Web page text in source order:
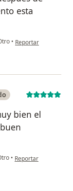
esta
• en opinión del
Reportar
bien el
• en opinión del
Reportar